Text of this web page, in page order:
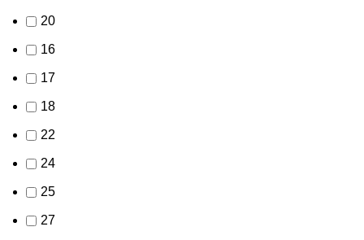
20
16
17
18
22
24
25
27